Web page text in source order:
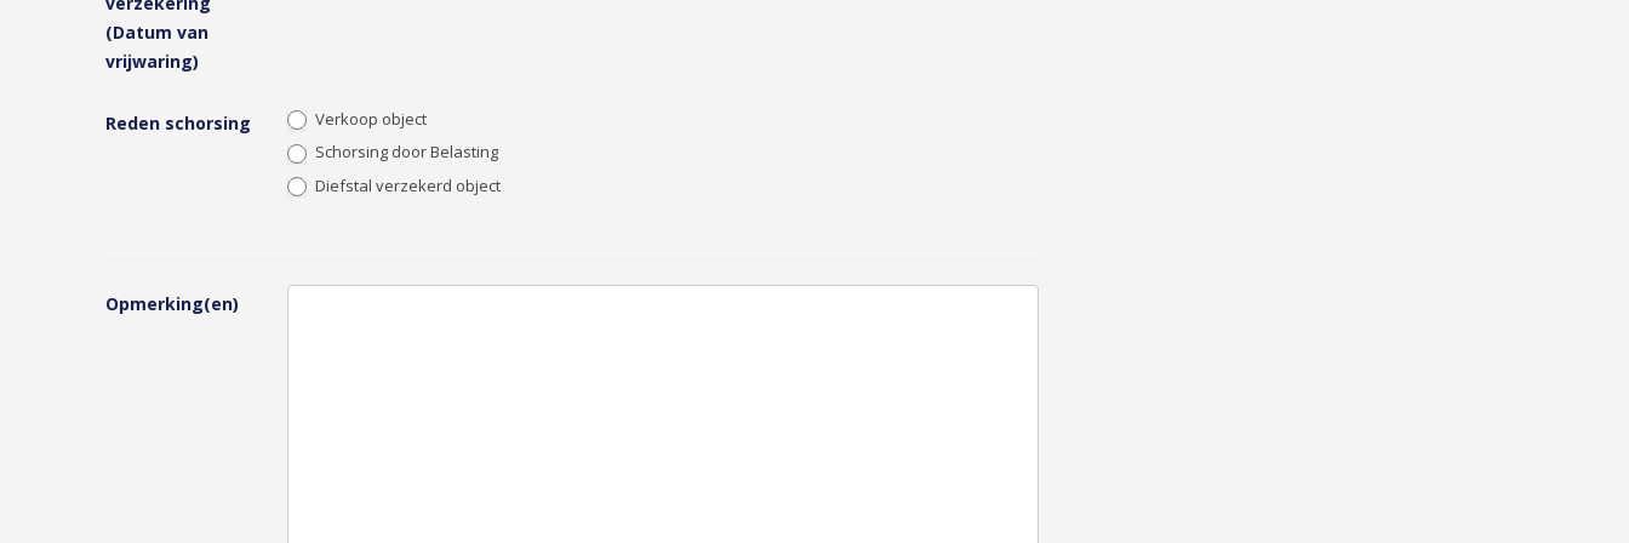
(Datum van
vrijwaring)
Reden schorsing
Verkoop object
Schorsing door Belasting
Diefstal verzekerd object
Opmerking(en)